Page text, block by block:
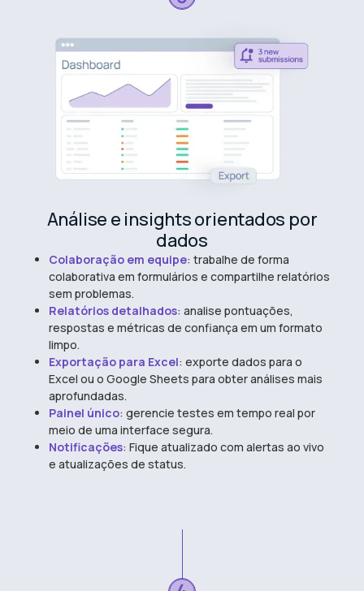
Análise e insights orientados por
dados
Colaboração em equipe: trabalhe de forma
colaborativa em formulários e compartilhe relatórios
sem problemas.
Relatórios detalhados: analise pontuações,
respostas e métricas de confiança em um formato
limpo.
Exportação para Excel: exporte dados para o
Excel ou o Google Sheets para obter análises mais
aprofundadas.
Painel único: gerencie testes em tempo real por
meio de uma interface segura.
Notificações: Fique atualizado com alertas ao vivo
e atualizações de status.